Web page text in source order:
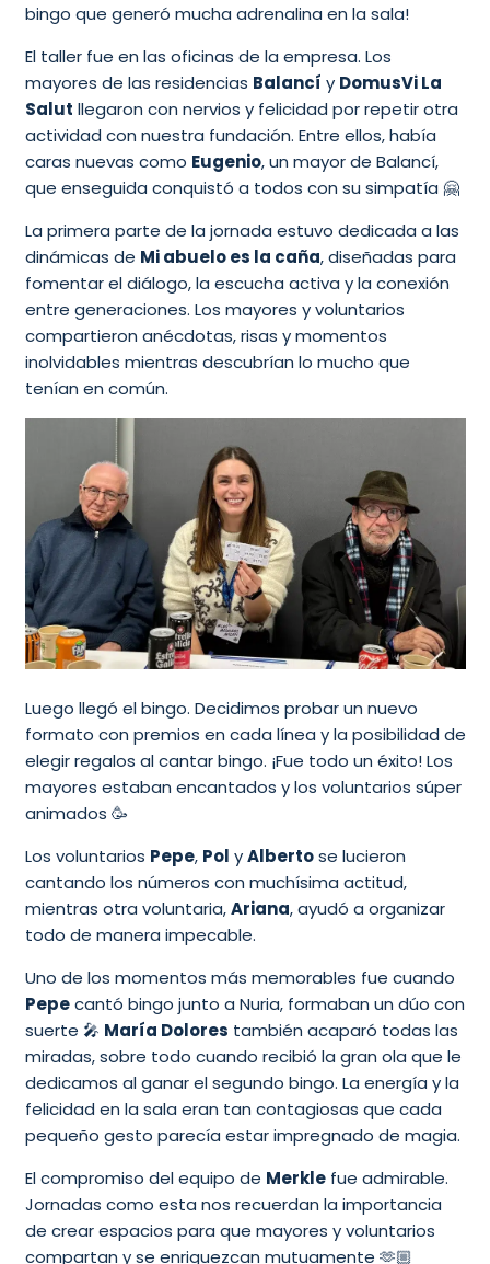
bingo que generó mucha adrenalina en la sala!
El taller fue en las oficinas de la empresa. Los
mayores de las residencias Balancí y DomusVi La
Salut llegaron con nervios y felicidad por repetir otra
actividad con nuestra fundación. Entre ellos, había
caras nuevas como Eugenio, un mayor de Balancí,
que enseguida conquistó a todos con su simpatía 🤗
La primera parte de la jornada estuvo dedicada a las
dinámicas de Mi abuelo es la caña, diseñadas para
fomentar el diálogo, la escucha activa y la conexión
entre generaciones. Los mayores y voluntarios
compartieron anécdotas, risas y momentos
inolvidables mientras descubrían lo mucho que
tenían en común.
Luego llegó el bingo. Decidimos probar un nuevo
formato con premios en cada línea y la posibilidad de
elegir regalos al cantar bingo. ¡Fue todo un éxito! Los
mayores estaban encantados y los voluntarios súper
animados 🥳
Los voluntarios Pepe, Pol yAlbertose lucieron
cantando los números con muchísima actitud,
mientras otra voluntaria,Ariana, ayudó a organizar
todo de manera impecable.
Uno de los momentos más memorables fue cuando
Pepecantó bingo junto a Nuria, formaban un dúo con
suerte 🎤 María Dolores también acaparó todas las
miradas, sobre todo cuando recibió la gran ola que le
dedicamos al ganar el segundo bingo. La energía y la
felicidad en la sala eran tan contagiosas que cada
pequeño gesto parecía estar impregnado de magia.
El compromiso del equipo de Merklefue admirable.
Jornadas como esta nos recuerdan la importancia
de crear espacios para que mayores y voluntarios
compartan y se enriquezcan mutuamente 🫶🏼